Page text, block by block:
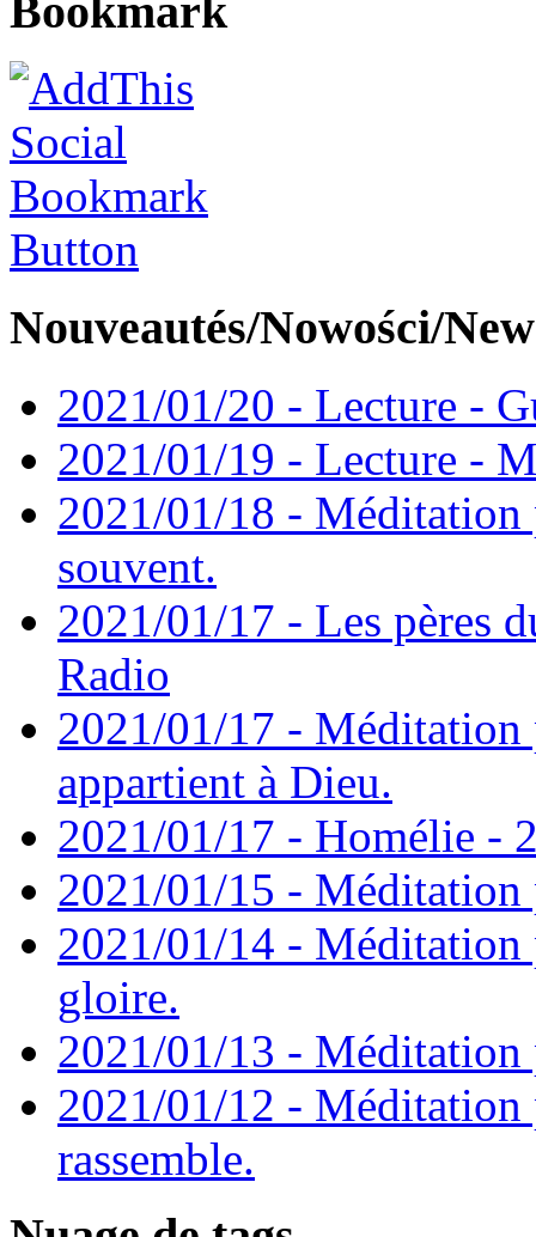
Bookmark
Nouveautés/Nowości/
2021/01/20 - Lecture -
2021/01/19 - Lecture -
2021/01/18 - Méditation
souvent.
2021/01/17 - Les pères
Radio
2021/01/17 - Méditation
appartient à Dieu.
2021/01/17 - Homélie -
2021/01/15 - Méditation
2021/01/14 - Méditation
gloire.
2021/01/13 - Méditation
2021/01/12 - Méditation
rassemble.